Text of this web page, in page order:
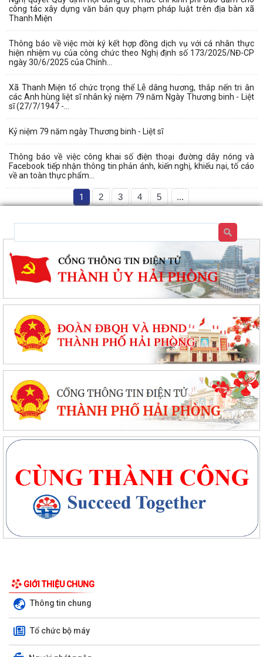
công tác xây dựng văn bản quy phạm pháp luật trên địa bàn xã
Thanh Miện
Thông báo về việc mời ký kết hợp đồng dịch vụ với cá nhân thực
hiện nhiệm vụ của công chức theo Nghị định số 173/2025/NĐ-CP
ngày 30/6/2025 của Chính...
Xã Thanh Miện tổ chức trọng thể Lễ dâng hương, thắp nến tri ân
các Anh hùng liệt sĩ nhân kỷ niệm 79 năm Ngày Thương binh - Liệt
sĩ (27/7/1947 -...
Kỷ niệm 79 năm ngày Thương binh - Liệt sĩ
Thông báo về việc công khai số điện thoại đường dây nóng và
Facebook tiếp nhận thông tin phản ánh, kiến nghị, khiếu nại, tố cáo
về an toàn thực phẩm...
1 2 3 4 5 ...
GIỚI THIỆU CHUNG
Thông tin chung
Tổ chức bộ máy